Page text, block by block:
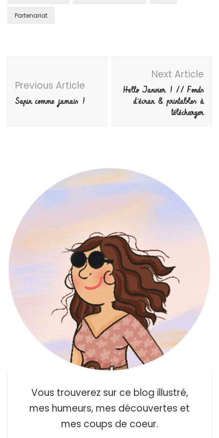
Partenariat
Navigation
Previous Article
Sapin comme jamais !
Next Article
Hello Janvier ! // Fonds
d’écran & printables à
télécharger
Vous trouverez sur ce blog illustré,
mes humeurs, mes découvertes et
mes coups de coeur.